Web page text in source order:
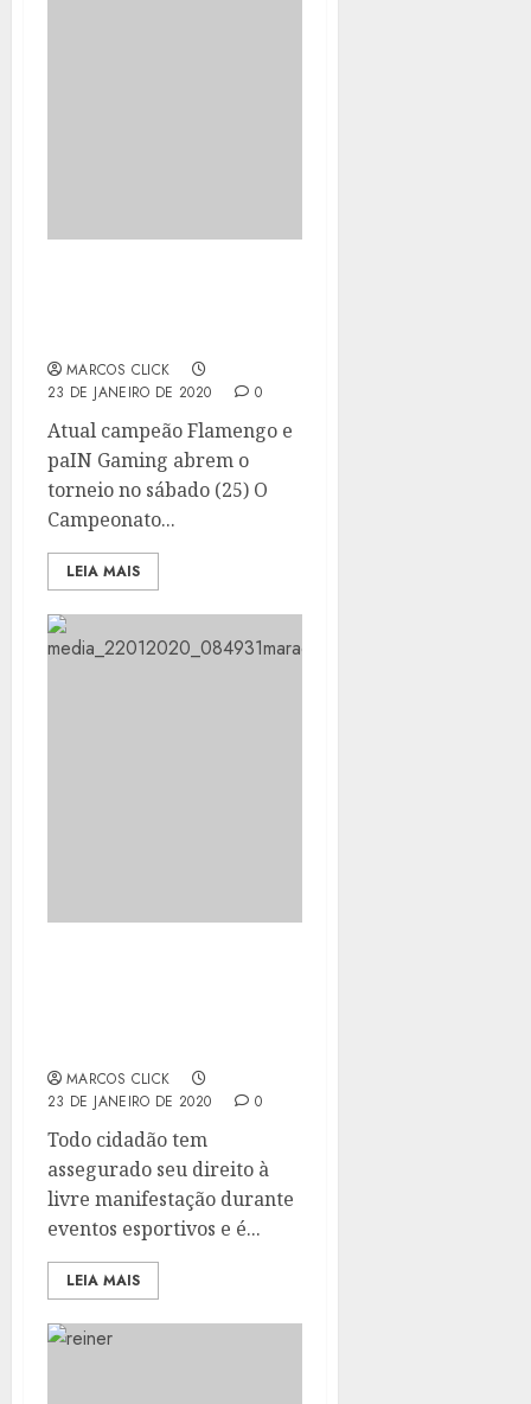
MARCOS CLICK
23 DE JANEIRO DE 2020
0
Atual campeão Flamengo e
paIN Gaming abrem o
torneio no sábado (25) O
Campeonato...
LEIA MAIS
MARCOS CLICK
23 DE JANEIRO DE 2020
0
Todo cidadão tem
assegurado seu direito à
livre manifestação durante
eventos esportivos e é...
LEIA MAIS